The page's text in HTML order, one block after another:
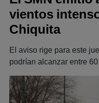
vientos
Chiquita
El aviso rige para este
podrían alcanzar entre